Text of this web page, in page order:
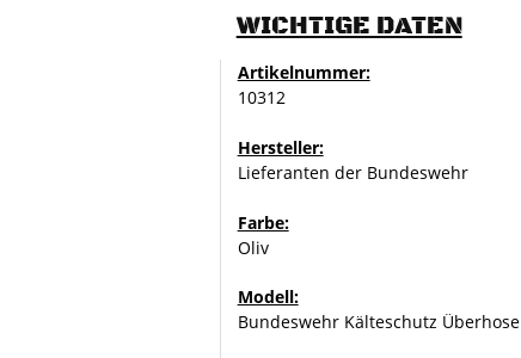
WICHTIGE DATEN
Artikelnummer:
10312
Hersteller:
Lieferanten der Bundeswehr
Farbe:
Oliv
Modell:
Bundeswehr Kälteschutz Überhose